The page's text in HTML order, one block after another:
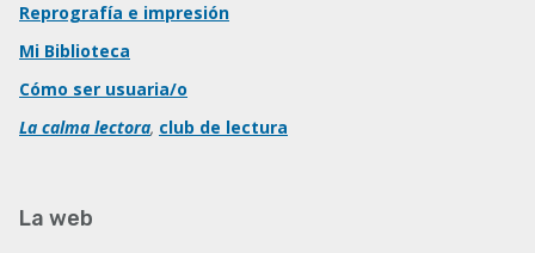
Reprografía e impresión
Mi Biblioteca
Cómo ser usuaria/o
La calma lectora, club de lectura
La web